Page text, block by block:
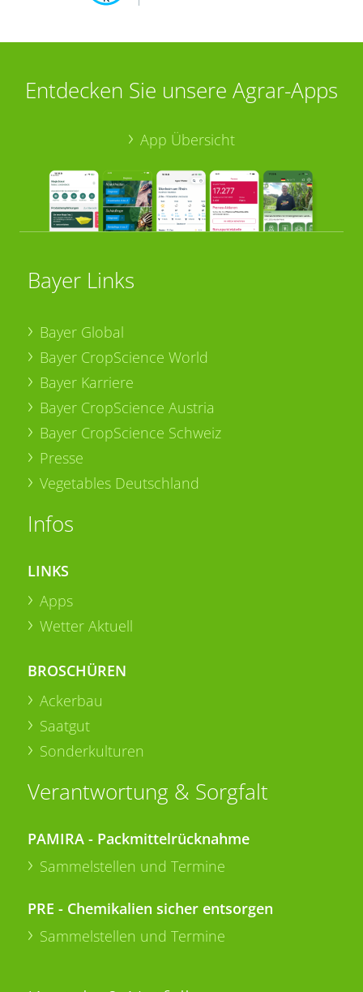
Entdecken Sie unsere Agrar-Apps
App Übersicht
Bayer Links
Bayer Global
Bayer CropScience World
Bayer Karriere
Bayer CropScience Austria
Bayer CropScience Schweiz
Presse
Vegetables Deutschland
Infos
LINKS
Apps
Wetter Aktuell
BROSCHÜREN
Ackerbau
Saatgut
Sonderkulturen
Verantwortung & Sorgfalt
PAMIRA - Packmittelrücknahme
Sammelstellen und Termine
PRE - Chemikalien sicher entsorgen
Sammelstellen und Termine